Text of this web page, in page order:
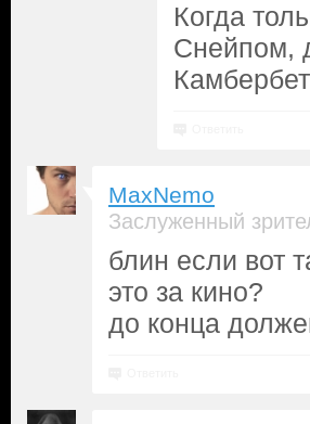
Когда
Снейпом,
MaxNemo
Заслуженный
блин если вот
это за кино?
до конца